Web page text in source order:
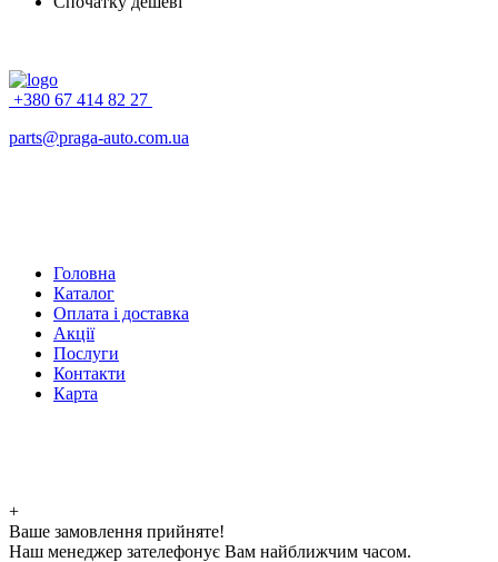
+380 67 414 82 27
parts@praga-auto.com.ua
Головна
Каталог
Оплата і доставка
Акції
Послуги
Контакти
Карта
+
Ваше замовлення прийняте!
Наш менеджер зателефонує Вам найближчим часом.